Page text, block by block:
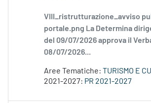
VIII_ristrutturazione_avviso
portale.png La Determina
del 09/07/2026 approva il
08/07/2026...
Aree Tematiche: TURISMO E
2021-2027: PR 2021-2027